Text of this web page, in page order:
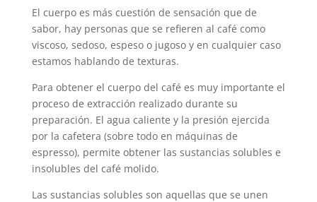
El cuerpo es más cuestión de sensación que de
sabor, hay personas que se refieren al café como
viscoso, sedoso, espeso o jugoso y en cualquier caso
estamos hablando de texturas.
Para obtener el cuerpo del café es muy importante el
proceso de extracción realizado durante su
preparación. El agua caliente y la presión ejercida
por la cafetera (sobre todo en máquinas de
espresso), permite obtener las sustancias solubles e
insolubles del café molido.
Las sustancias solubles son aquellas que se unen